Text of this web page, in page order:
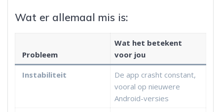
Wat er allemaal mis is:
Probleem
Wat het betekent
voor jou
Instabiliteit
De app crasht constant,
vooral op nieuwere
Android-versies